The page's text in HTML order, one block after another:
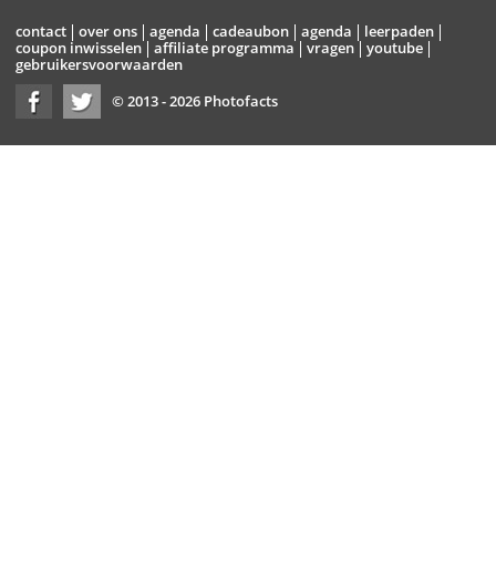
contact over ons agenda cadeaubon agenda
leerpaden
coupon inwisselen
affiliate programma vragen
youtube
gebruikersvoorwaarden
© 2013 - 2026 Photofacts